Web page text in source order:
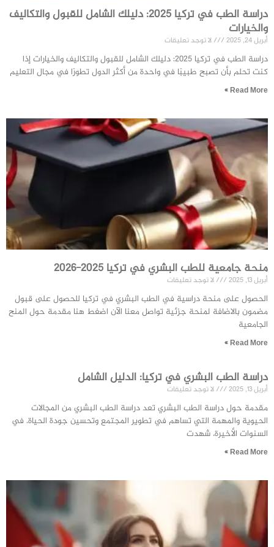
دراسة الطب في تركيا 2025: دليلك الشامل للقبول والتكاليف
والخيارات
أبريل 24, 2025 لا توجد تعليقات
دراسة الطب في تركيا 2025: دليلك الشامل للقبول والتكاليف والخيارات إذا
كنت تحلم بأن تصبح طبيبًا في واحدة من أكثر الدول تطورًا في مجال التعليم
Read More »
منحة جامعية للطب البشري في تركيا 2025-2026
أبريل 13, 2025 لا توجد تعليقات
الحصول على منحة دراسية في الطب البشري في تركيا للحصول على قبول
مضمون بالاضافة لمنحة جزئية تواصل معنا الآن اضغط هنا مقدمة حول المنح
الجامعية
Read More »
دراسة الطب البشري في تركيا: الدليل الشامل
أبريل 13, 2025 لا توجد تعليقات
مقدمة حول دراسة الطب البشري تعد دراسة الطب البشري من المجالات
الحيوية والمهمة التي تساهم في تطوير المجتمع وتحسين جودة الحياة. في
السنوات الأخيرة، شهدت
Read More »